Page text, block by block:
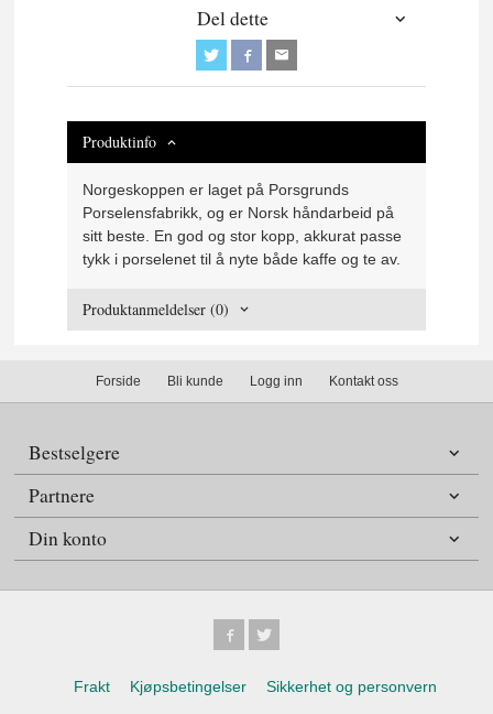
Del dette
Produktinfo
Norgeskoppen er laget på Porsgrunds
Porselensfabrikk, og er Norsk håndarbeid på
sitt beste. En god og stor kopp, akkurat passe
tykk i porselenet til å nyte både kaffe og te av.
Produktanmeldelser (0)
Forside Bli kunde Logg inn Kontakt oss
Bestselgere
Partnere
Din konto
Frakt Kjøpsbetingelser Sikkerhet og personvern